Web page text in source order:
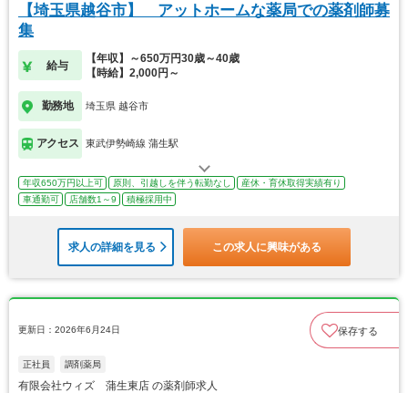
【埼玉県越谷市】 アットホームな薬局での薬剤師募
集
給与
【年収】～650万円30歳～40歳
【時給】2,000円～
勤務地 埼玉県 越谷市
アクセス 東武伊勢崎線 蒲生駅
年収650万円以上可 原則、引越しを伴う転勤なし
産休・育休取得実績有り
車通勤可
店舗数1～9 積極採用中
求人の詳細を見る この求人に興味がある
更新日：2026年6月24日 保存する
正社員 調剤薬局
有限会社ウィズ 蒲生東店 の薬剤師求人